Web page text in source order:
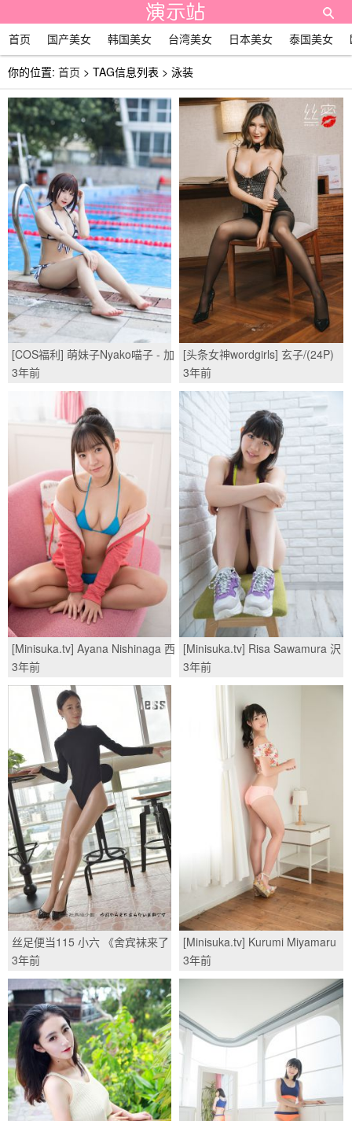
首页 国产美女 韩国美女 台湾美女 日本美女 泰国美女
你的位置: 首页 > TAG信息列表 > 泳装
[COS福利] 萌妹子Nyako喵子 - 加
藤惠泳装/(11P)
3年前
[头条女神wordgirls] 玄子/(24P)
3年前
[Minisuka.tv] Ayana Nishinaga 西
永彩奈 - Limited Gallery
01/(50P)
3年前
[Minisuka.tv] Risa Sawamura 沢
村りさ - Secret Gallery
(STAGE1) 4.3/(43P)
3年前
丝足便当115 小六 《舍宾袜来了
（1）》[IESS异思趣向]/(99P)
3年前
[Minisuka.tv] Kurumi Miyamaru
宮丸くるみ - Secret Gallery
(STAGE2) 7.1/(50P)
3年前